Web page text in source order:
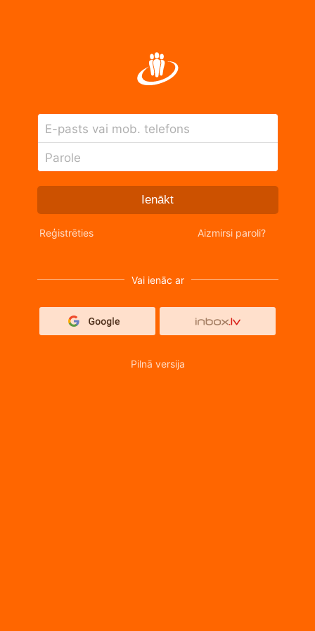
E-pasts vai mob. telefons
Parole
Ienākt
Reģistrēties Aizmirsi paroli?
Vai ienāc ar
Pilnā versija